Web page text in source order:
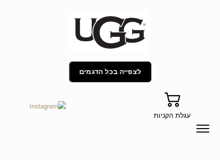
לצפייה בכל הדגמים
עגלת הקניות